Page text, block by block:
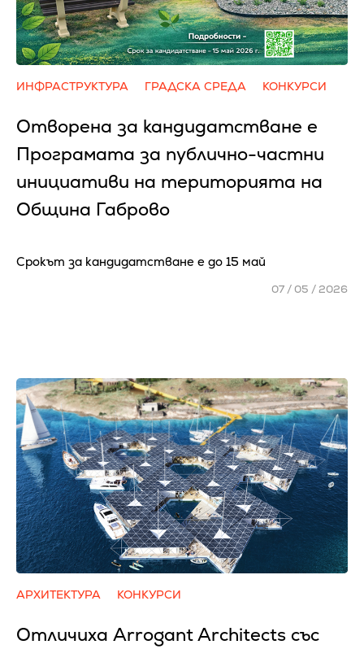
ИНФРАСТРУКТУРА ГРАДСКА СРЕДА КОНКУРСИ
Отворена за кандидатстване е
Програмата за публично-частни
инициативи на територията на
Община Габрово
Срокът за кандидатстване е до 15 май
07 / 05 / 2026
АРХИТЕКТУРА КОНКУРСИ
Отличиха Arrogant Architects със